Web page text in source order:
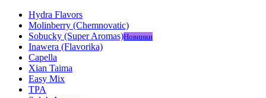
Hydra Flavors
Molinberry (Chemnovatic)
Sobucky (Super Aromas)Новинки
Inawera (Flavorika)
Capella
Xian Taima
Easy Mix
TPA